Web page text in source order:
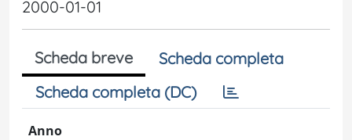
2000-01-01
Scheda breve
Scheda completa
Scheda completa (DC)
Anno